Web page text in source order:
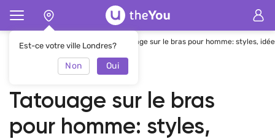
Est-ce votre ville Londres?
Non Oui
Page d'accueil Magazine Tatouage sur le bras pour homme: styles,
theYou Team
Tatouage sur le bras
pour homme: styles,